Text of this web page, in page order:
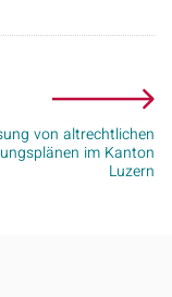
von altrechtlichen
im Kanton
Luzern